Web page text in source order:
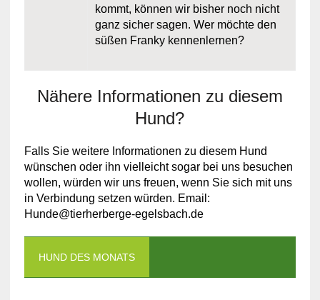
kommt, können wir bisher noch nicht
ganz sicher sagen. Wer möchte den
süßen Franky kennenlernen?
Nähere Informationen zu diesem
Hund?
Falls Sie weitere Informationen zu diesem Hund
wünschen oder ihn vielleicht sogar bei uns besuchen
wollen, würden wir uns freuen, wenn Sie sich mit uns
in Verbindung setzen würden. Email:
Hunde@tierherberge-egelsbach.de
HUND DES MONATS